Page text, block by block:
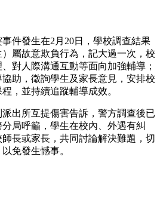
件發生在2月20日，學校調查結果
屬故意欺負行為，記大過一次，校
對人際溝通互動等面向加強輔導；
助，徵詢學生及家長意見，安排校
，並持續追蹤輔導成效。
出所互提傷害告訴，警方調查後已
局呼籲，學生在校內、外遇有糾
長或家長，共同討論解決難題，切
免發生憾事。